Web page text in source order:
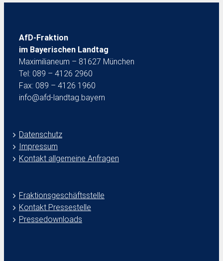
AfD-Fraktion
im Bayerischen Landtag
Maximilianeum – 81627 München
Tel: 089 – 4126 2960
Fax: 089 – 4126 1960
info@afd-landtag.bayern
Datenschutz
Impressum
Kontakt allgemeine Anfragen
Fraktionsgeschäftsstelle
Kontakt Pressestelle
Pressedownloads